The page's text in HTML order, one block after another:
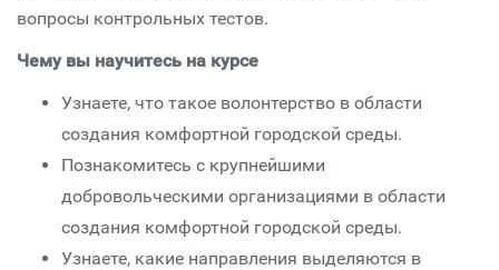
вопросы контрольных тестов.
Чему вы научитесь на курсе
Узнаете, что такое волонтерство в области
создания комфортной городской среды.
Познакомитесь с крупнейшими
добровольческими организациями в области
создания комфортной городской среды.
Узнаете, какие направления выделяются в